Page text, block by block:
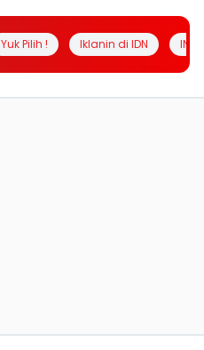
Yuk Pilih ! Iklanin di IDN